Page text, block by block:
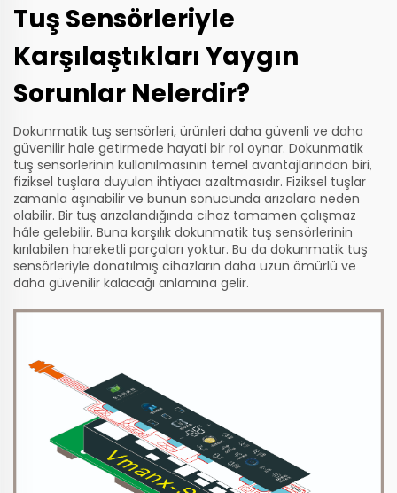
Tuş Sensörleriyle
Karşılaştıkları Yaygın
Sorunlar Nelerdir?
Dokunmatik tuş sensörleri, ürünleri daha güvenli ve daha
güvenilir hale getirmede hayati bir rol oynar. Dokunmatik
tuş sensörlerinin kullanılmasının temel avantajlarından biri,
fiziksel tuşlara duyulan ihtiyacı azaltmasıdır. Fiziksel tuşlar
zamanla aşınabilir ve bunun sonucunda arızalara neden
olabilir. Bir tuş arızalandığında cihaz tamamen çalışmaz
hâle gelebilir. Buna karşılık dokunmatik tuş sensörlerinin
kırılabilen hareketli parçaları yoktur. Bu da dokunmatik tuş
sensörleriyle donatılmış cihazların daha uzun ömürlü ve
daha güvenilir kalacağı anlamına gelir.